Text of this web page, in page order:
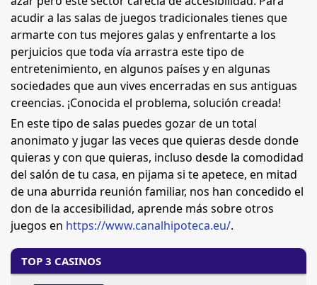
acudir a las salas de juegos tradicionales tienes que
armarte con tus mejores galas y enfrentarte a los
perjuicios que toda vía arrastra este tipo de
entretenimiento, en algunos países y en algunas
sociedades que aun vives encerradas en sus antiguas
creencias. ¡Conocida el problema, solución creada!
En este tipo de salas puedes gozar de un total
anonimato y jugar las veces que quieras desde donde
quieras y con que quieras, incluso desde la comodidad
del salón de tu casa, en pijama si te apetece, en mitad
de una aburrida reunión familiar, nos han concedido el
don de la accesibilidad, aprende más sobre otros
juegos en https://www.canalhipoteca.eu/.
TOP 3 CASINOS